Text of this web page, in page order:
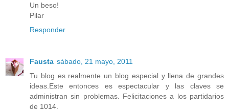
Un beso!
Pilar
Responder
Fausta sábado, 21 mayo, 2011
Tu blog es realmente un blog especial y llena de grandes
ideas.Este entonces es espectacular y las claves se
administran sin problemas. Felicitaciones a los partidarios
de 1014.